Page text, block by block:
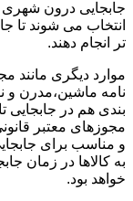
جابجایی درون شهری
انتخاب می شوند تا
تر انجام دهند.
موارد دیگری مانند
نامه ماشین،مدرن و
بندی هم در جابجایی
مجوزهای معتبر
و مناسب برای
به کالاها در زمان
خواهد بود.